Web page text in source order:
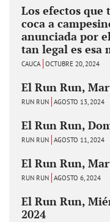
Los efectos
coca a
anunciada por
tan legal es esa
CAUCA OCTUBRE 20, 2024
El Run Run,
RUN RUN AGOSTO 13, 2024
El Run Run,
RUN RUN AGOSTO 11, 2024
El Run Run,
RUN RUN AGOSTO 6, 2024
El Run Run,
2024